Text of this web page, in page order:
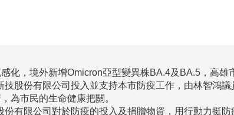
化，境外新增Omicron亞型變異株BA.4及BA.5，高
股份有限公司投入並支持本市防疫工作，由林智鴻
為市民的生命健康把關。
有限公司對於防疫的投入及捐贈物資，用行動力挺